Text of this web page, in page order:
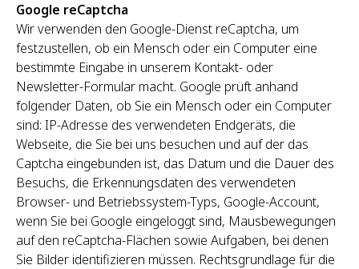
Google reCaptcha
Wir verwenden den Google-Dienst reCaptcha, um
festzustellen, ob ein Mensch oder ein Computer eine
bestimmte Eingabe in unserem Kontakt- oder
Newsletter-Formular macht. Google prüft anhand
folgender Daten, ob Sie ein Mensch oder ein Computer
sind: IP-Adresse des verwendeten Endgeräts, die
Webseite, die Sie bei uns besuchen und auf der das
Captcha eingebunden ist, das Datum und die Dauer des
Besuchs, die Erkennungsdaten des verwendeten
Browser- und Betriebssystem-Typs, Google-Account,
wenn Sie bei Google eingeloggt sind, Mausbewegungen
auf den reCaptcha-Flächen sowie Aufgaben, bei denen
Sie Bilder identifizieren müssen. Rechtsgrundlage für die